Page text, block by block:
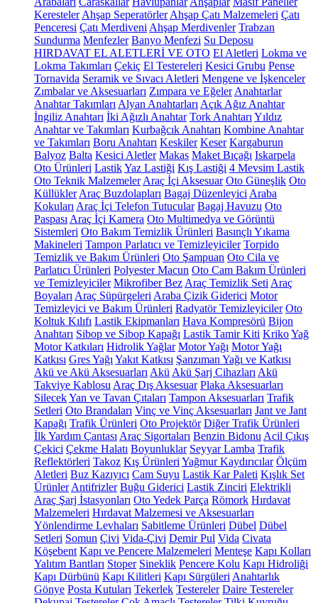
Keresteler Ahşap Seperatörler Ahşap Çatı Malzemeleri Çatı
Penceresi Çatı Merdiveni Ahşap Merdivenler Trabzan
Sundurma Menfezler Banyo Menfezi Su Deposu
HIRDAVAT EL ALETLERİ VE OTO El Aletleri Lokma ve
Lokma Takımları Çekiç El Testereleri Kesici Grubu Pense
Tornavida Seramik ve Sıvacı Aletleri Mengene ve İşkenceler
Zımbalar ve Aksesuarları Zımpara ve Eğeler Anahtarlar
Anahtar Takımları Alyan Anahtarları Açık Ağız Anahtar
İngiliz Anahtarı İki Ağızlı Anahtar Tork Anahtarı Yıldız
Anahtar ve Takımları Kurbağcık Anahtarı Kombine Anahtar
ve Takımları Boru Anahtarı Keskiler Keser Kargaburun
Balyoz Balta Kesici Aletler Makas Maket Bıçağı Iskarpela
Oto Ürünleri LastikYaz Lastiği Kış Lastiği 4 Mevsim Lastik
Oto Teknik Malzemeler Araç İçi Aksesuar Oto Güneşlik Oto
Küllükler Araç Buzdolapları Bagaj Düzenleyici Araba
Kokuları Araç İçi Telefon Tutucular Bagaj Havuzu Oto
Paspası Araç İçi Kamera Oto Multimedya ve Görüntü
Sistemleri Oto Bakım Temizlik Ürünleri Basınçlı Yıkama
Makineleri Tampon Parlatıcı ve Temizleyiciler Torpido
Temizlik ve Bakım Ürünleri Oto Şampuan Oto Cila ve
Parlatıcı Ürünleri Polyester Macun Oto Cam Bakım Ürünleri
ve Temizleyiciler Mikrofiber Bez Araç Temizlik Seti Araç
Boyaları Araç Süpürgeleri Araba Çizik Giderici Motor
Temizleyici ve Bakım Ürünleri Radyatör Temizleyiciler Oto
Koltuk Kılıfı Lastik Ekipmanları Hava Kompresörü Bijon
Anahtarı Sibop ve Sibop Kapağı Lastik Tamir Kiti KrikoYağ
Motor Katkıları Hidrolik Yağlar Motor Yağı Motor Yağı
Katkısı Gres Yağı Yakıt Katkısı Şanzıman Yağı ve Katkısı
Akü ve Akü Aksesuarları Akü Akü Şarj Cihazları Akü
Takviye Kablosu Araç Dış Aksesuar Plaka Aksesuarları
SilecekYan ve Tavan Çıtaları Tampon Aksesuarları Trafik
Setleri Oto Brandaları Vinç ve Vinç Aksesuarları Jant ve Jant
Kapağı Trafik Ürünleri Oto Projektör Diğer Trafik Ürünleri
İlk Yardım Çantası Araç Sigortaları Benzin Bidonu Acil Çıkış
Çekici Çekme Halatı Boyunluklar Seyyar Lamba Trafik
Reflektörleri Takoz Kış Ürünleri Yağmur Kaydırıcılar Ölçüm
Aletleri Buz Kazıyıcı Cam Suyu Lastik Kar Paleti Kışlık Set
Ürünler Antifrizler Buğu Giderici Lastik Zinciri Elektrikli
Araç Şarj İstasyonları Oto Yedek Parça Römork Hırdavat
Malzemeleri Hırdavat Malzemesi ve Aksesuarları
Yönlendirme Levhaları Sabitleme Ürünleri Dübel Dübel
Setleri Somun Çivi Vida-Çivi Demir Pul Vida Civata
Köşebent Kapı ve Pencere Malzemeleri Menteşe Kapı Kolları
Yalıtım Bantları Stoper Sineklik Pencere Kolu Kapı Hidroliği
Kapı Dürbünü Kapı Kilitleri Kapı Sürgüleri Anahtarlık
Gönye Posta Kutuları Tekerlek Testereler Daire Testereler